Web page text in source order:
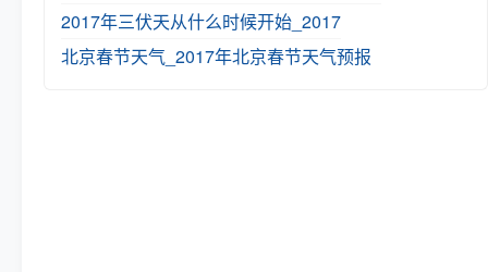
2017年三伏天从什么时候开始_2017
北京春节天气_2017年北京春节天气预报